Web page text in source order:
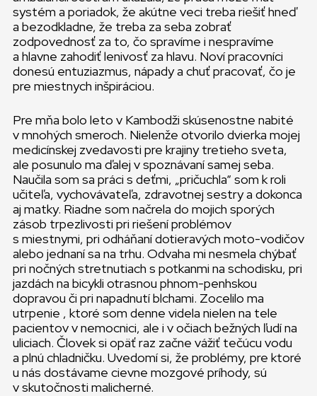
systém a poriadok, že akútne veci treba riešiť hneď
a bezodkladne, že treba za seba zobrať
zodpovednosť za to, čo spravíme i nespravíme
a hlavne zahodiť lenivosť za hlavu. Noví pracovníci
donesú entuziazmus, nápady a chuť pracovať, čo je
pre miestnych inšpiráciou.
Pre mňa bolo leto v Kambodži skúsenostne nabité
v mnohých smeroch. Nielenže otvorilo dvierka mojej
medicínskej zvedavosti pre krajiny tretieho sveta,
ale posunulo ma ďalej v spoznávaní samej seba.
Naučila som sa práci s deťmi, „pričuchla“ som k roli
učiteľa, vychovávateľa, zdravotnej sestry a dokonca
aj matky. Riadne som načrela do mojich sporých
zásob trpezlivosti pri riešení problémov
s miestnymi, pri odháňaní dotieravých moto-vodičov
alebo jednaní sa na trhu. Odvaha mi nesmela chýbať
pri nočných stretnutiach s potkanmi na schodisku, pri
jazdách na bicykli otrasnou phnom-penhskou
dopravou či pri napadnutí blchami. Zocelilo ma
utrpenie , ktoré som denne videla nielen na tele
pacientov v nemocnici, ale i v očiach bežných ľudí na
uliciach. Človek si opäť raz začne vážiť tečúcu vodu
a plnú chladničku. Uvedomí si, že problémy, pre ktoré
u nás dostávame cievne mozgové príhody, sú
v skutočnosti malicherné.